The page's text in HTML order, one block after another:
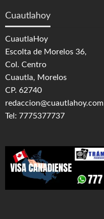
Cuautlahoy
CuautlaHoy
Escolta de Morelos 36,
Col. Centro
Cuautla, Morelos
CP. 62740
redaccion@cuautlahoy.com
Tel: 7775377737